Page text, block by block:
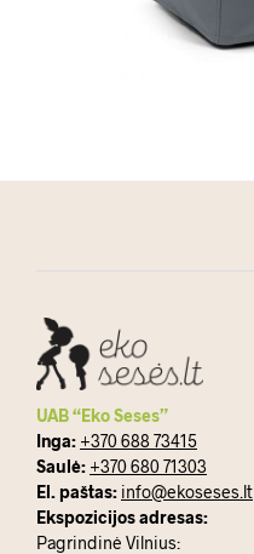
UAB “Eko Seses”
Inga: +370 688 73415
Saulė: +370 680 71303
El. paštas: info@ekoseses.lt
Ekspozicijos adresas:
Pagrindinė Vilnius: